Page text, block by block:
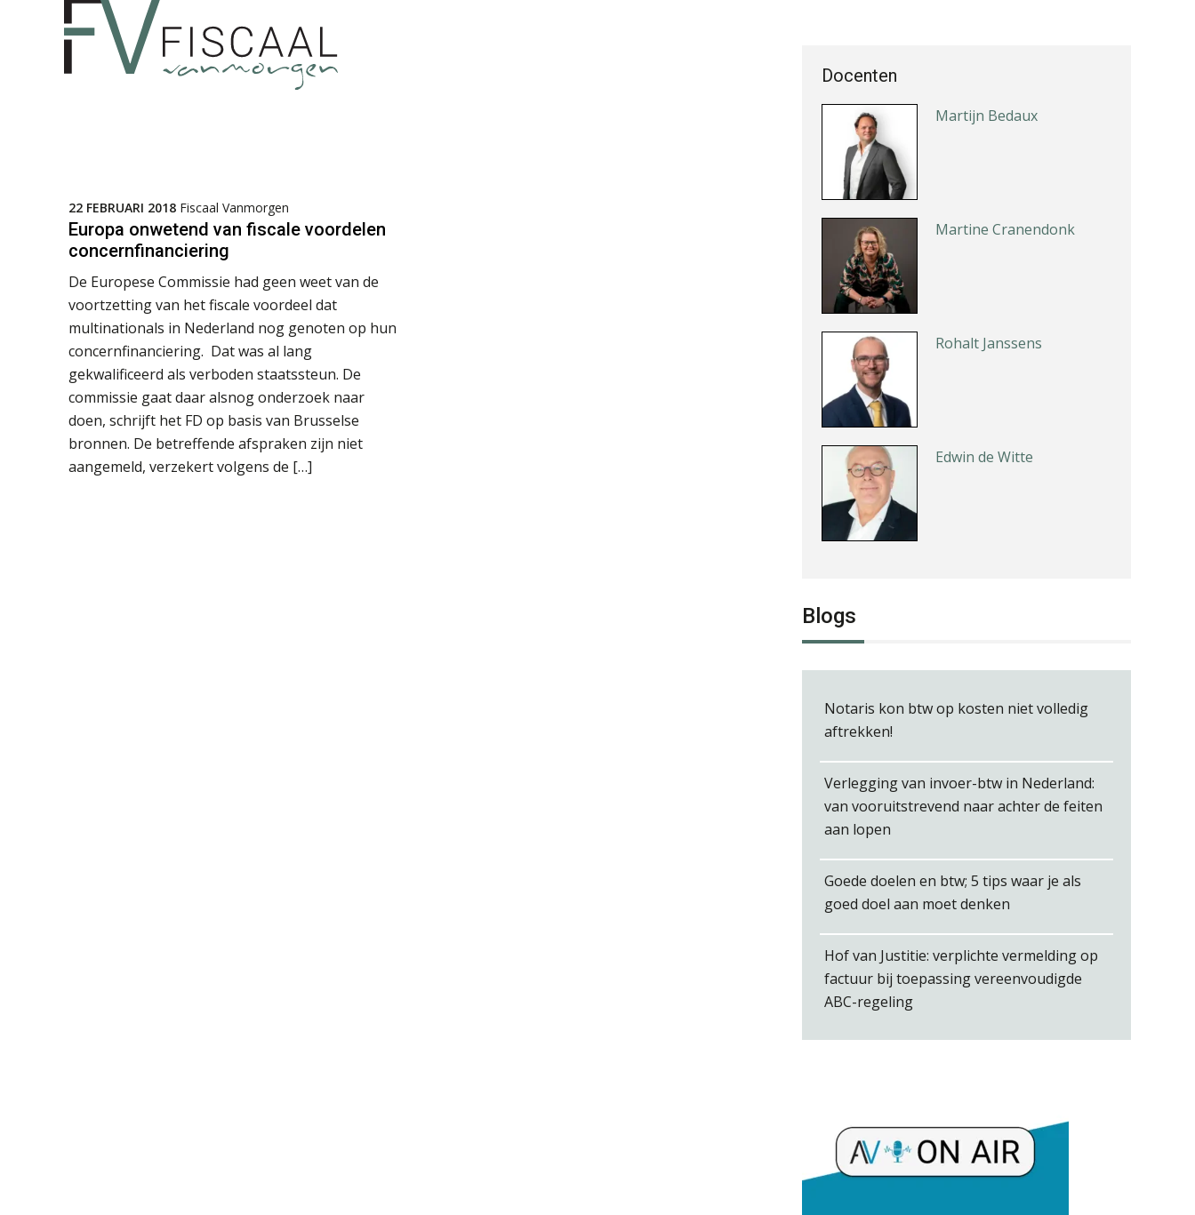
22 FEBRUARI 2018 Fiscaal Vanmorgen
Europa onwetend van fiscale voordelen
concernfinanciering
De Europese Commissie had geen weet van de
voortzetting van het fiscale voordeel dat
multinationals in Nederland nog genoten op hun
concernfinanciering. Dat was al lang
gekwalificeerd als verboden staatssteun. De
commissie gaat daar alsnog onderzoek naar
doen, schrijft het FD op basis van Brusselse
bronnen. De betreffende afspraken zijn niet
aangemeld, verzekert volgens de […]
Docenten
Martijn Bedaux
Martine Cranendonk
Rohalt Janssens
Edwin de Witte
Jan Mooren
Koert van Loon
Rakesh Ghirah
Blogs
Notaris kon btw op kosten niet volledig
aftrekken!
Verlegging van invoer-btw in Nederland:
van vooruitstrevend naar achter de feiten
aan lopen
Goede doelen en btw; 5 tips waar je als
goed doel aan moet denken
Hof van Justitie: verplichte vermelding op
factuur bij toepassing vereenvoudigde
ABC-regeling